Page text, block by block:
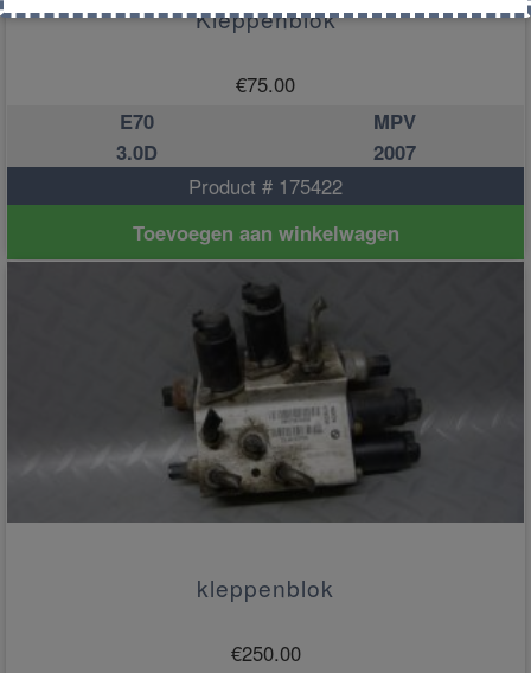
Kleppenblok
€75.00
E70
MPV
3.0D
2007
Product # 175422
Toevoegen aan winkelwagen
kleppenblok
€250.00